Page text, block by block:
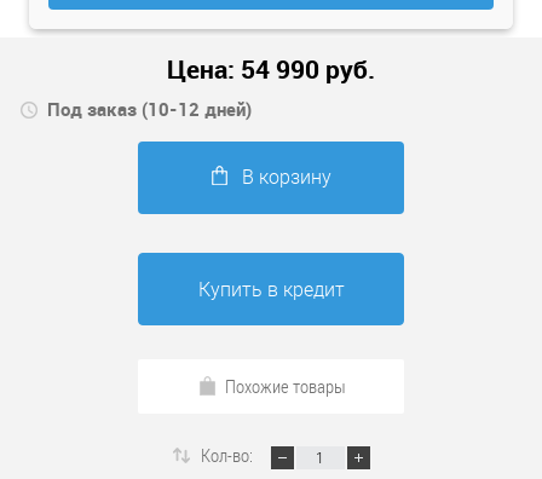
Цена: 54 990 руб.
Под заказ (10-12 дней)
В корзину
Купить в кредит
Похожие товары
Кол-во: